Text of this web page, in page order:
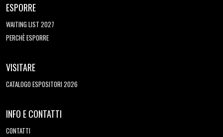
ESPORRE
WAITING LIST 2027
PERCHÈ ESPORRE
VISITARE
CATALOGO ESPOSITORI 2026
INFO E CONTATTI
CONTATTI